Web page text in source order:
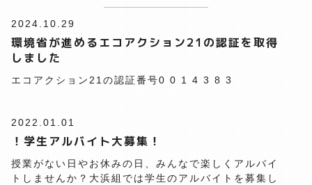
2024.10.29
環境省が進めるエコアクション21の認証を取得
しました
エコアクション21の認証番号0 0 1 4 3 8 3
2022.01.01
！学生アルバイト大募集！
授業がない日やお休みの日、みんなで楽しくアルバイ
トしませんか？大浜組では学生のアルバイトを募集し